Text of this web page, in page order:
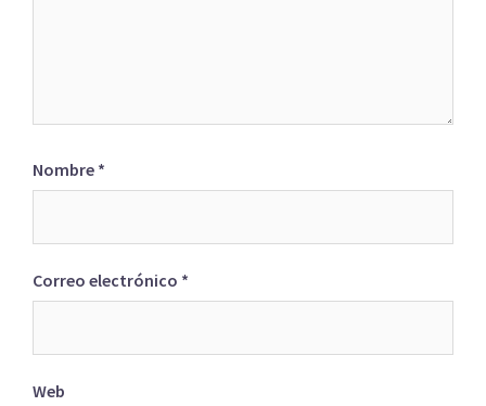
Nombre *
Correo electrónico *
Web